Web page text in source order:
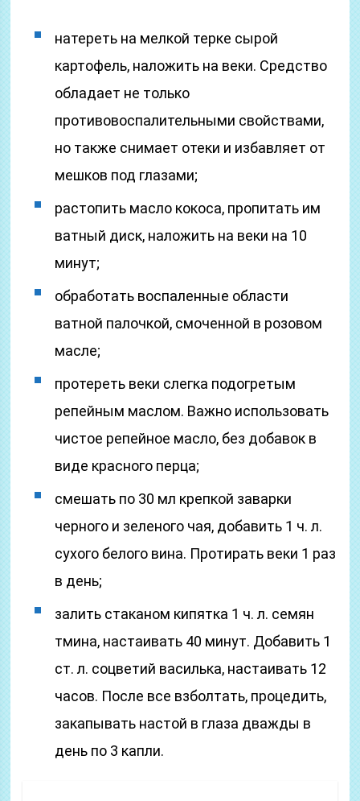
натереть на мелкой терке сырой
картофель, наложить на веки. Средство
обладает не только
противовоспалительными свойствами,
но также снимает отеки и избавляет от
мешков под глазами;
растопить масло кокоса, пропитать им
ватный диск, наложить на веки на 10
минут;
обработать воспаленные области
ватной палочкой, смоченной в розовом
масле;
протереть веки слегка подогретым
репейным маслом. Важно использовать
чистое репейное масло, без добавок в
виде красного перца;
смешать по 30 мл крепкой заварки
черного и зеленого чая, добавить 1 ч. л.
сухого белого вина. Протирать веки 1 раз
в день;
залить стаканом кипятка 1 ч. л. семян
тмина, настаивать 40 минут. Добавить 1
ст. л. соцветий василька, настаивать 12
часов. После все взболтать, процедить,
закапывать настой в глаза дважды в
день по 3 капли.